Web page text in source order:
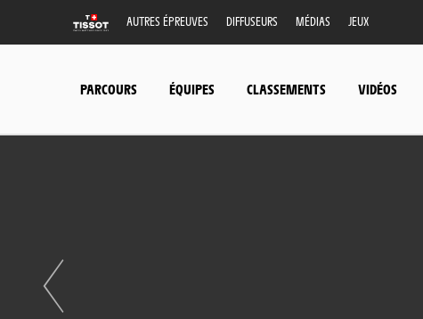
AUTRES ÉPREUVES DIFFUSEURS MÉDIAS JEUX
PARCOURS ÉQUIPES CLASSEMENTS VIDÉOS